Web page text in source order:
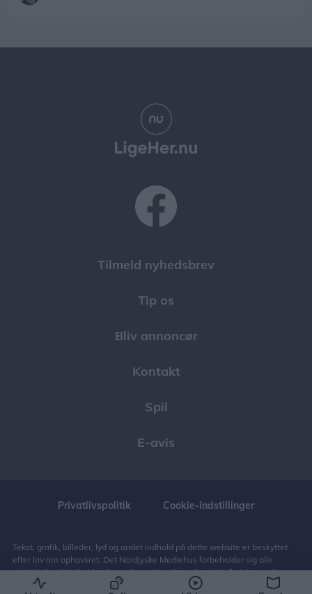
Tilmeld nyhedsbrev
Tip os
Bliv annoncør
Kontakt
Spil
E-avis
Privatlivspolitik Cookie-indstillinger
Tekst, grafik, billeder, lyd og andet indhold på dette website er beskyttet
efter lov om ophavsret. Det Nordjyske Mediehus forbeholder sig alle
rettigheder til indholdet, herunder retten til at udnytte indholdet med
henblik på tekst- og datamining, jf. ophavsretslovens § 11 b og DSM-